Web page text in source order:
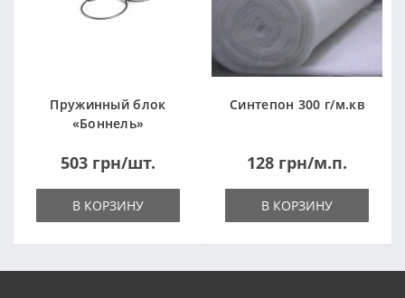
Пружинный блок
«Боннель»
503 грн/шт.
В КОРЗИНУ
Синтепон 300 г/м.кв
128 грн/м.п.
В КОРЗИНУ